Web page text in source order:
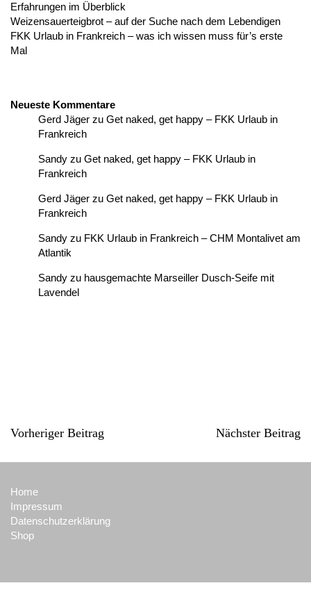
Erfahrungen im Überblick
Weizensauerteigbrot – auf der Suche nach dem Lebendigen
FKK Urlaub in Frankreich – was ich wissen muss für’s erste
Mal
Neueste Kommentare
Gerd Jäger zu Get naked, get happy – FKK Urlaub in
Frankreich
Sandy zu Get naked, get happy – FKK Urlaub in
Frankreich
Gerd Jäger zu Get naked, get happy – FKK Urlaub in
Frankreich
Sandy zu FKK Urlaub in Frankreich – CHM Montalivet am
Atlantik
Sandy zu hausgemachte Marseiller Dusch-Seife mit
Lavendel
Vorheriger Beitrag Nächster Beitrag
Home
Impressum
Datenschutzerklärung
Shop